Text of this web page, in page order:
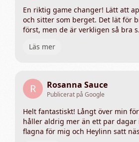
En riktig game changer! Lätt att
och sitter som berget. Det lät för
först, men de är verkligen så bra
Läs mer
R Rosanna Sauce
Publicerat på Google
Helt fantastiskt! Långt över min
håller aldrig mer än ett par
flagna för mig och Heylinn satt